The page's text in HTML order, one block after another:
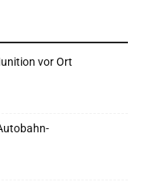
vor Ort